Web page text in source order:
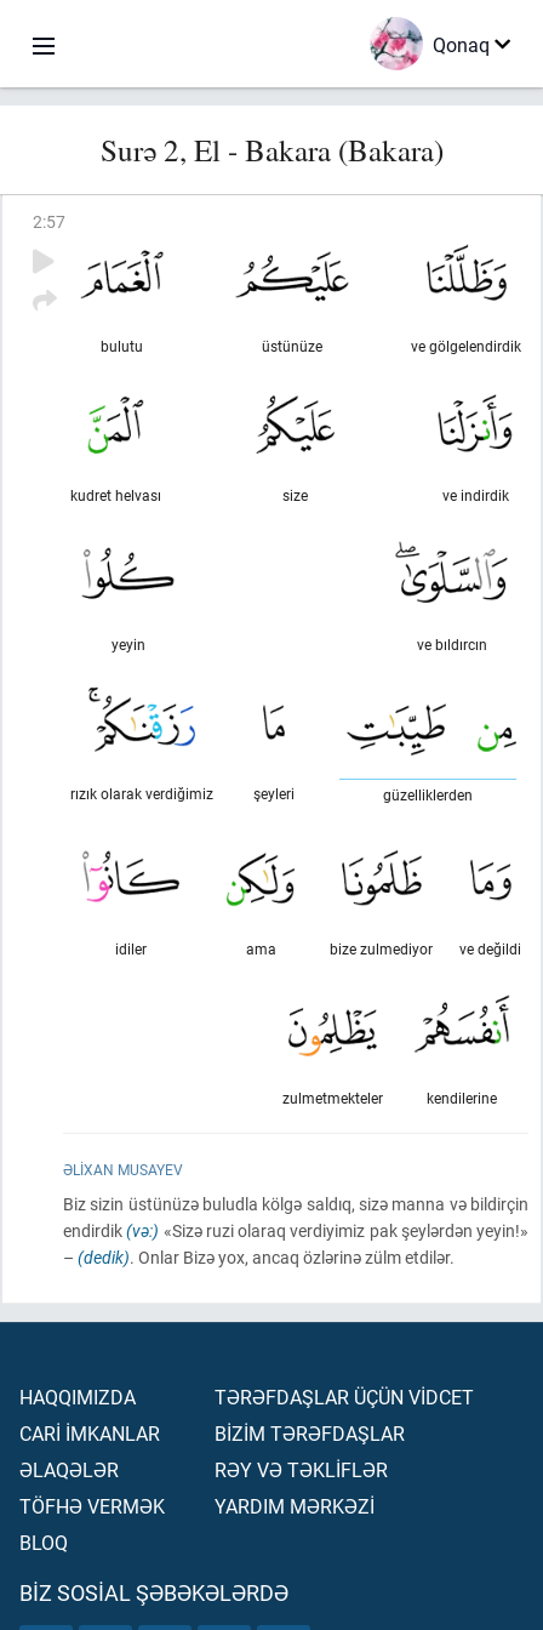
Qonaq
Surə 2, El - Bakara (Bakara)
2:57
ve gölgelendirdik
üstünüze
bulutu
ve indirdik
size
kudret helvası
ve bıldırcın
yeyin
güzelliklerden
şeyleri
rızık olarak verdiğimiz
ve değildi
bize zulmediyor
ama
idiler
kendilerine
zulmetmekteler
ƏLIXAN MUSAYEV
Biz sizin üstünüzə buludla kölgə saldıq, sizə manna və bildirçin
endirdik(və:) «Sizə ruzi olaraq verdiyimiz pak şeylərdən yeyin!»
– (dedik). Onlar Bizə yox, ancaq özlərinə zülm etdilər.
HAQQIMIZDA
CARİ İMKANLAR
ƏLAQƏLƏR
TÖFHƏ VERMƏK
BLOQ
TƏRƏFDAŞLAR ÜÇÜN VİDCET
BİZİM TƏRƏFDAŞLAR
RƏY VƏ TƏKLİFLƏR
YARDIM MƏRKƏZİ
BIZ SOSIAL ŞƏBƏKƏLƏRDƏ